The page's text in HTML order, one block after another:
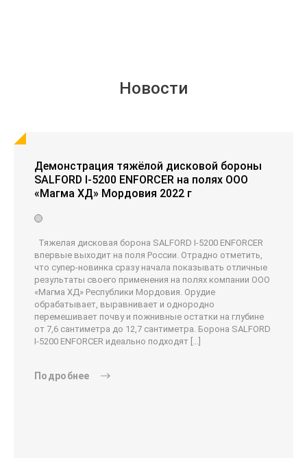
Новости
Демонстрация тяжёлой дисковой бороны
SALFORD I-5200 ENFORCER на полях ООО
«Магма ХД» Мордовия 2022 г
Тяжелая дисковая борона SALFORD I-5200 ENFORCER
впервые выходит на поля России. Отрадно отметить,
что супер-новинка сразу начала показывать отличные
результаты своего применения на полях компании ООО
«Магма ХД» Республики Мордовия. Орудие
обрабатывает, выравнивает и однородно
перемешивает почву и пожнивные остатки на глубине
от 7,6 сантиметра до 12,7 сантиметра. Борона SALFORD
I-5200 ENFORCER идеально подходят […]
Подробнее